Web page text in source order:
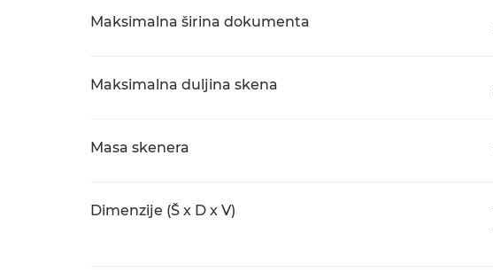
Maksimalna širina dokumenta
Maksimalna duljina skena
Masa skenera
Dimenzije (Š x D x V)